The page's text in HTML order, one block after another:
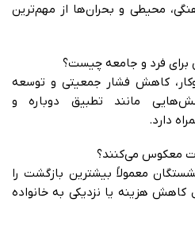
محیطی و بحران‌ها از مهم‌ترین
کاهش فشار جمعیتی و توسعه
مانند تطبیق دوباره و
دارد.
معمولاً بیشترین بازگشت را
کاهش هزینه یا نزدیکی به خانواده